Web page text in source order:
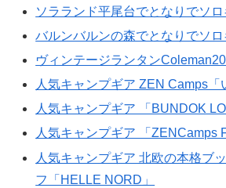
ソラランド平尾台でとなりでソ
バルンバルンの森でとなりでソ
ヴィンテージランタン
人気キャンプギア ZEN Camps「
人気キャンプギア 「BUNDOK
人気キャンプギア 「ZENCamps
人気キャンプギア 北欧の本格ブ
フ「HELLE NORD」